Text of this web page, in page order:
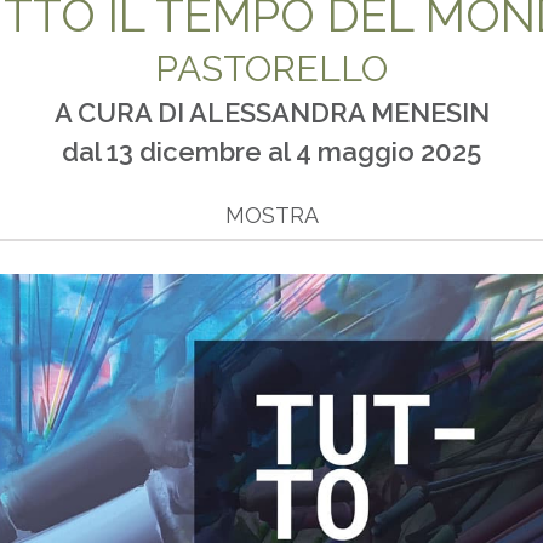
IL TEMPO DEL
PASTORELLO
A CURA DI ALESSANDRA MENESIN
dal 13 dicembre al 4 maggio 2025
MOSTRA